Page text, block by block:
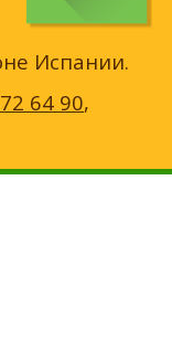
Испании.
64 90,